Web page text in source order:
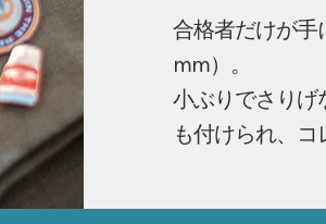
合格者だけが手
mm）。
小ぶりでさりげ
も付けられ、コ